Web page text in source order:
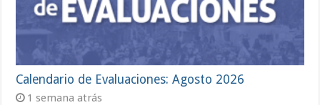
Calendario de Evaluaciones: Agosto 2026
1 semana atrás